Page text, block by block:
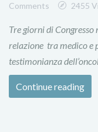
Comments
2455
Tre giorni di
relazione tra medico e
testimonianza
Continue reading